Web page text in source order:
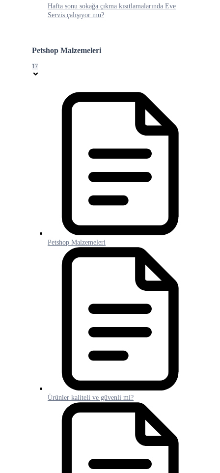
Hafta sonu sokağa çıkma kısıtlamalarında Eve
Servis çalışıyor mu?
Petshop Malzemeleri
17
Petshop Malzemeleri
Ürünler kaliteli ve güvenli mi?